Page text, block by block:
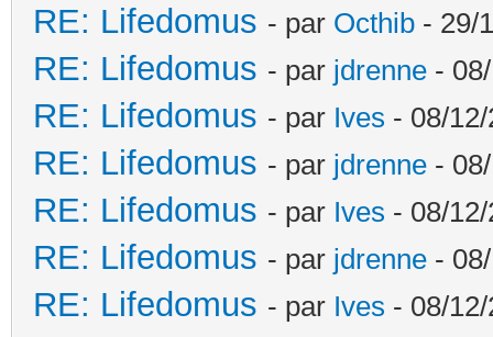
RE: Lifedomus - par Octhib - 29/
RE: Lifedomus - par jdrenne -
RE: Lifedomus - par Ives - 08/
RE: Lifedomus - par jdrenne -
RE: Lifedomus - par Ives - 08/
RE: Lifedomus - par jdrenne -
RE: Lifedomus - par Ives - 08/